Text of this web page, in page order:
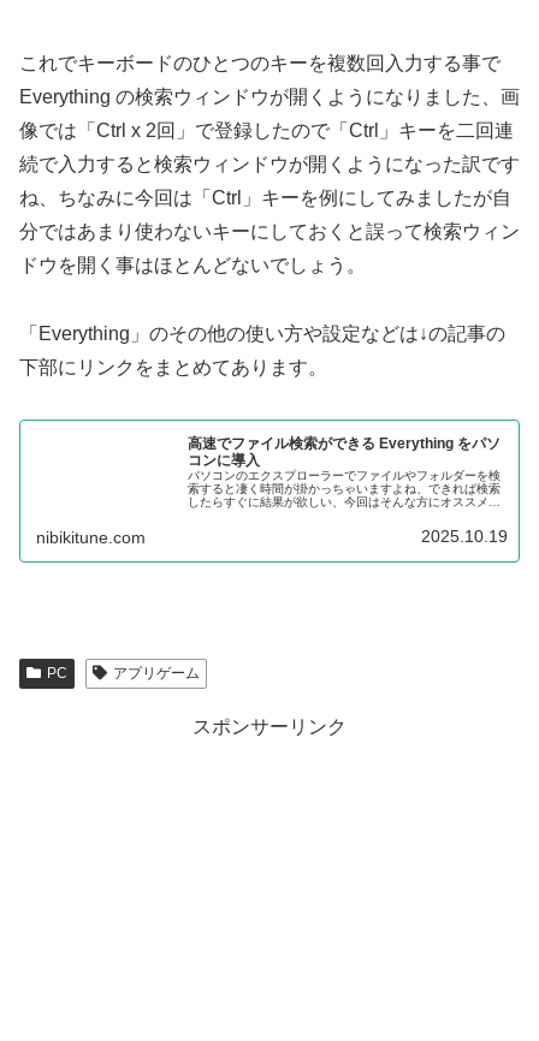
これでキーボードのひとつのキーを複数回入力する事で
Everything の検索ウィンドウが開くようになりました、画
像では「Ctrl x 2回」で登録したので「Ctrl」キーを二回連
続で入力すると検索ウィンドウが開くようになった訳です
ね、ちなみに今回は「Ctrl」キーを例にしてみましたが自
分ではあまり使わないキーにしておくと誤って検索ウィン
ドウを開く事はほとんどないでしょう。
「Everything」のその他の使い方や設定などは↓の記事の
下部にリンクをまとめてあります。
高速でファイル検索ができる Everything をパソ
コンに導入
パソコンのエクスプローラーでファイルやフォルダーを検
索すると凄く時間が掛かっちゃいますよね、できれば検索
したらすぐに結果が欲しい、今回はそんな方にオススメの
nibikitune.com 2025.10.19
PC アプリゲーム
スポンサーリンク